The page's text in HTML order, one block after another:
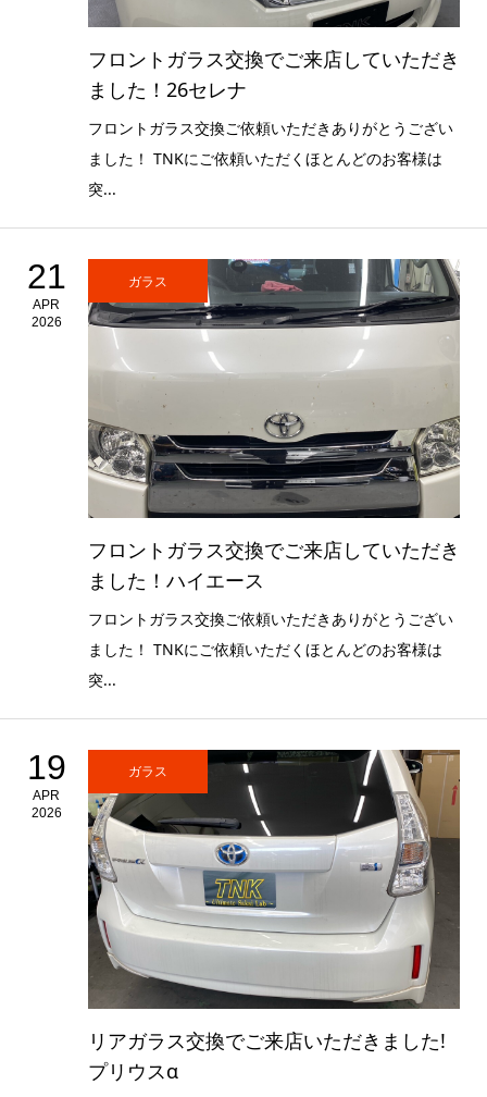
フロントガラス交換でご来店していただき
ました！26セレナ
フロントガラス交換ご依頼いただきありがとうござい
ました！ TNKにご依頼いただくほとんどのお客様は
突...
21
APR
2026
ガラス
フロントガラス交換でご来店していただき
ました！ハイエース
フロントガラス交換ご依頼いただきありがとうござい
ました！ TNKにご依頼いただくほとんどのお客様は
突...
19
APR
2026
ガラス
リアガラス交換でご来店いただきました!
プリウスα